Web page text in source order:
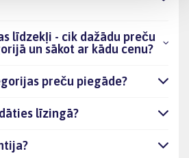
līdzekļi - cik dažādu preču
un sākot ar kādu cenu?
preču piegāde?
līzingā?